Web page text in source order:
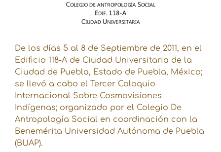
De los días 5 al 8 de Septiembre de 2011, en el
Edificio 118-A de Ciudad Universitaria de la
Ciudad de Puebla, Estado de Puebla, México;
se llevó a cabo el Tercer Coloquio
Internacional Sobre Cosmovisiones
Indígenas; organizado por el Colegio De
Antropología Social en coordinación con la
Benemérita Universidad Autónoma de Puebla
(BUAP).